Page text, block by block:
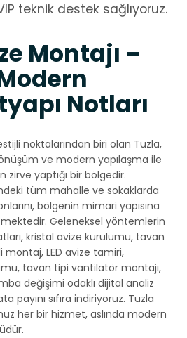
teknik destek sağlıyoruz.
Montajı –
Notları
noktalarından biri olan Tuzla,
ve modern yapılaşma ile
zirve yaptığı bir bölgedir.
tüm mahalle ve sokaklarda
bölgenin mimari yapısına
Geleneksel yöntemlerin
kristal avize kurulumu, tavan
LED avize tamiri,
tavan tipi vantilatör montajı,
değişimi odaklı dijital analiz
payını sıfıra indiriyoruz. Tuzla
her bir hizmet, aslında modern